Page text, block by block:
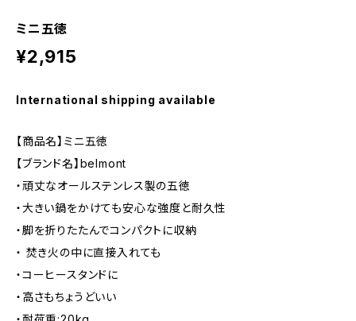
ミニ五徳
¥2,915
International shipping available
【商品名】ミニ五徳
【ブランド名】belmont
・頑丈なオールステンレス製の五徳
・大きい鍋をかけても安心な強度と耐久性
・脚を折りたたんでコンパクトに収納
・ 焚き火の中に直接入れても
・コーヒースタンドに
・高さもちょうどいい